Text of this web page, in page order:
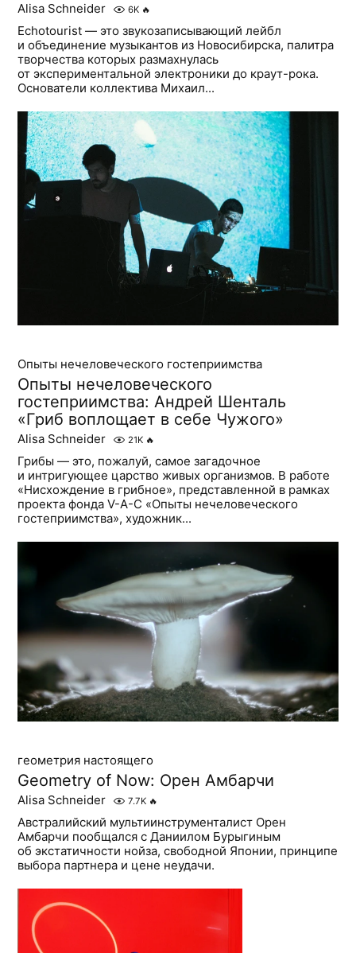
Alisa Schneider 6K 🔥
Echotourist — это звукозаписывающий лейбл
и объединение музыкантов из Новосибирска, палитра
творчества которых размахнулась
от экспериментальной электроники до краут-рока.
Основатели коллектива Михаил...
Опыты нечеловеческого гостеприимства
Опыты нечеловеческого
гостеприимства: Андрей Шенталь
«Гриб воплощает в себе Чужого»
Alisa Schneider 21K 🔥
Грибы — это, пожалуй, самое загадочное
и интригующее царство живых организмов. В работе
«Нисхождение в грибное», представленной в рамках
проекта фонда V-A-C «Опыты нечеловеческого
гостеприимства», художник...
геометрия настоящего
Geometry of Now: Орен Амбарчи
Alisa Schneider 7.7K 🔥
Австралийский мультиинструменталист Орен
Амбарчи пообщался с Даниилом Бурыгиным
об экстатичности нойза, свободной Японии, принципе
выбора партнера и цене неудачи.